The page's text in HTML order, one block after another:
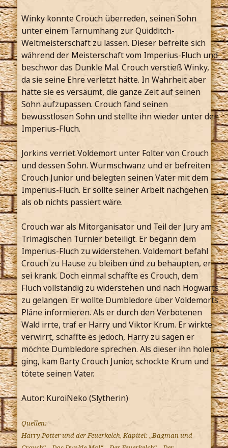
Winky konnte Crouch überreden, seinen Sohn
unter einem Tarnumhang zur Quidditch-
Weltmeisterschaft zu lassen. Dieser befreite sich
während der Meisterschaft vom Imperius-Fluch und
beschwor das Dunkle Mal. Crouch verstieß Winky,
da sie seine Ehre verletzt hätte. In Wahrheit aber
hatte sie es versäumt, die ganze Zeit auf seinen
Sohn aufzupassen. Crouch fand seinen
bewusstlosen Sohn und stellte ihn wieder unter den
Imperius-Fluch.
Jorkins verriet Voldemort unter Folter von Crouch
und dessen Sohn. Wurmschwanz und er befreiten
Crouch Junior und belegten seinen Vater mit dem
Imperius-Fluch. Er sollte seiner Arbeit nachgehen
als ob nichts passiert wäre.
Crouch war als Mitorganisator und Teil der Jury am
Trimagischen Turnier beteiligt. Er begann dem
Imperius-Fluch zu widerstehen. Voldemort befahl
Crouch zu Hause zu bleiben und zu behaupten, er
sei krank. Doch einmal schaffte es Crouch, dem
Fluch vollständig zu widerstehen und nach Hogwarts
zu gelangen. Er wollte Dumbledore über Voldemorts
Pläne informieren. Als er durch den Verbotenen
Wald irrte, traf er Harry und Viktor Krum. Er wirkte
verwirrt, schaffte es jedoch, Harry zu sagen er
möchte Dumbledore sprechen. Als dieser ihn holen
ging, kam Barty Crouch Junior, schockte Krum und
tötete seinen Vater.
Autor: KuroiNeko (Slytherin)
Quellen:
Harry Potter und der Feuerkelch, Kapitel: „Bagman und